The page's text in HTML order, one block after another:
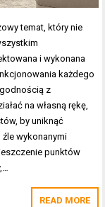
temat, który nie
i wykonana
każdego
z
na własną rękę,
by uniknąć
wykonanymi
punktów
READ MORE